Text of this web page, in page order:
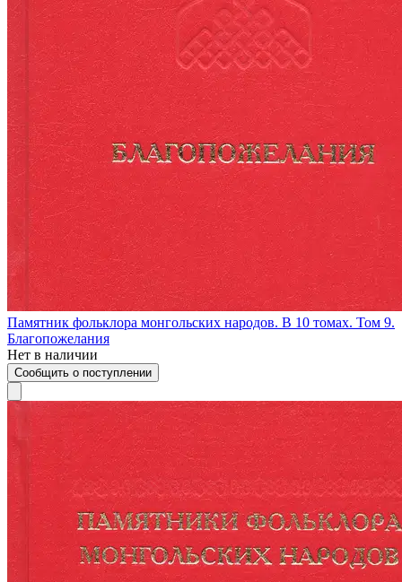
Памятник фольклора монгольских народов. В 10 томах. Том 9.
Благопожелания
Нет в наличии
Сообщить о поступлении